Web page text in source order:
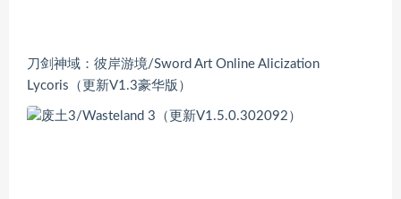
刀剑神域：彼岸游境/Sword Art Online Alicization
Lycoris（更新V1.3豪华版）